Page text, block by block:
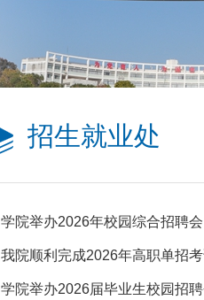
招生就业处
学院举办2026年校园综合招聘会
我院顺利完成2026年高职单招
学院举办2026届毕业生校园招